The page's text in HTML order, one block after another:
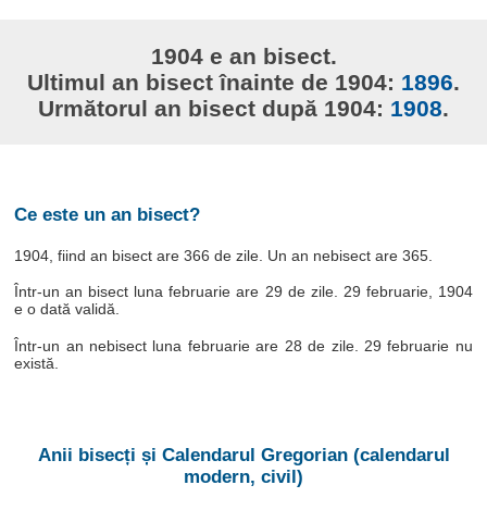
1904 e an bisect.
Ultimul an bisect înainte de 1904: 1896.
Următorul an bisect după 1904: 1908.
Ce este un an bisect?
1904, fiind an bisect are 366 de zile. Un an nebisect are 365.
Într-un an bisect luna februarie are 29 de zile. 29 februarie, 1904
e o dată validă.
Într-un an nebisect luna februarie are 28 de zile. 29 februarie nu
există.
Anii bisecți și Calendarul Gregorian (calendarul
modern, civil)